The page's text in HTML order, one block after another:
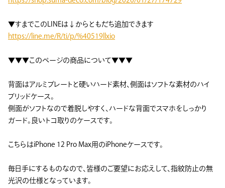
▼すまでこのLINEは↓からともだち追加できます
https://line.me/R/ti/p/%40519llxio
▼▼▼このページの商品について▼▼▼
背面はアルミプレートと硬いハード素材、側面はソフトな素材のハイ
ブリッドケース。
側面がソフトなので着脱しやすく、ハードな背面でスマホをしっかり
ガード。良いトコ取りのケースです。
こちらはiPhone 12 Pro Max用のiPhoneケースです。
毎日手にするものなので、皆様のご要望にお応えして、指紋防止の無
光沢の仕様となっています。